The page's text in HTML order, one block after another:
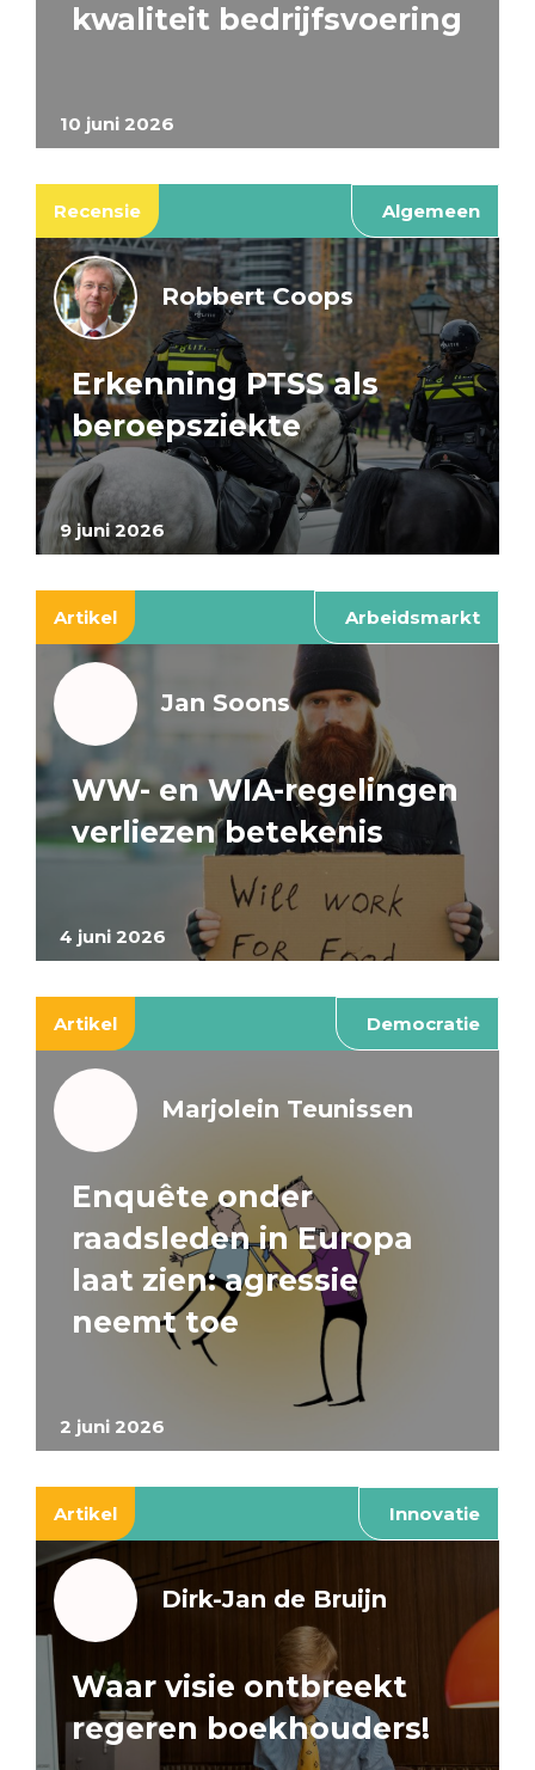
10 juni 2026
kwaliteit bedrijfsvoering
Recensie Algemeen
9 juni 2026
Robbert Coops
Erkenning PTSS als
beroepsziekte
Artikel Arbeidsmarkt
4 juni 2026
Jan Soons
WW- en WIA-regelingen
verliezen betekenis
Artikel Democratie
2 juni 2026
Marjolein Teunissen
Enquête onder
raadsleden in Europa
laat zien: agressie
neemt toe
Artikel Innovatie
Dirk-Jan de Bruijn
Waar visie ontbreekt
regeren boekhouders!